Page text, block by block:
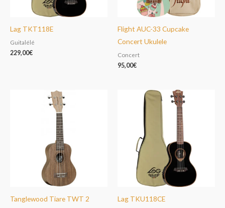
Lag TKT118E
Guitalélé
229,00€
Flight AUC-33 Cupcake
Concert Ukulele
Concert
95,00€
Tanglewood Tiare TWT 2 Lag TKU118CE